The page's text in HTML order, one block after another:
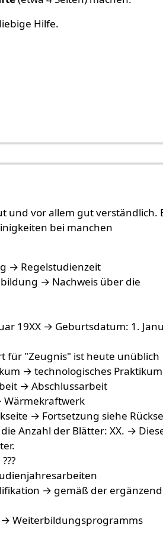
Hilfe.
und vor allem gut verständlich.
bei manchen
→ Regelstudienzeit
→ Nachweis über die
19XX → Geburtsdatum: 1.
für "Zeugnis" ist heute unüblich
→ technologisches Praktikum
→ Abschlussarbeit
→ Fortsetzung siehe
Anzahl der Blätter: XX. →
→ gemäß der
Weiterbildungsprogramms